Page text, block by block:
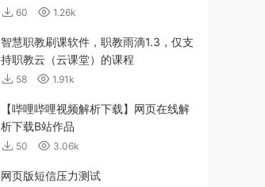
60 1.26k
智慧职教刷课软件，职教雨滴1.3，仅支
持职教云（云课堂）的课程
58 1.91k
【哔哩哔哩视频解析下载】网页在线解
析下载B站作品
50 3.06k
网页版短信压力测试